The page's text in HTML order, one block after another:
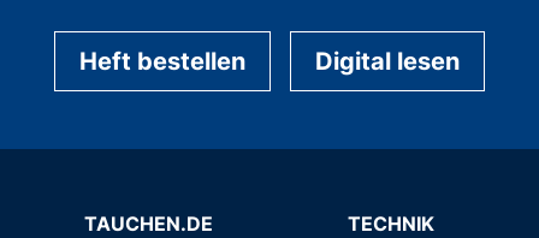
Heft bestellen Digital lesen
TAUCHEN.DE TECHNIK